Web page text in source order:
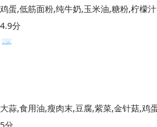
鸡蛋,低筋面粉,纯牛奶,玉米油,糖粉,柠檬汁
4.9分